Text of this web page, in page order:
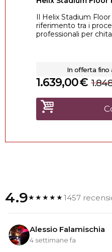
Il Helix Stadium
riferimento tra i
professionali per
In offerta fino
€
1.639,00
4.9★★★★★1457
Alessio Falamischia
4 settimane fa